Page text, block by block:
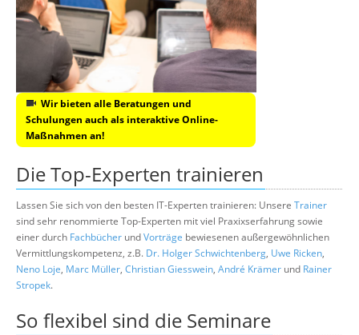
Wir bieten alle Beratungen und
Schulungen auch als interaktive Online-
Maßnahmen an!
Die Top-Experten trainieren
Lassen Sie sich von den besten IT-Experten trainieren: Unsere Trainer
sind sehr renommierte Top-Experten mit viel Praxixserfahrung sowie
einer durch Fachbücher undVorträge bewiesenen außergewöhnlichen
Vermittlungskompetenz, z.B. Dr. Holger Schwichtenberg, Uwe Ricken,
Neno Loje, Marc Müller, Christian Giesswein, André Krämer und Rainer
Stropek.
So flexibel sind die Seminare